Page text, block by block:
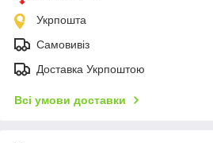
Укрпошта
Самовивіз
Доставка Укрпоштою
Всі умови доставки